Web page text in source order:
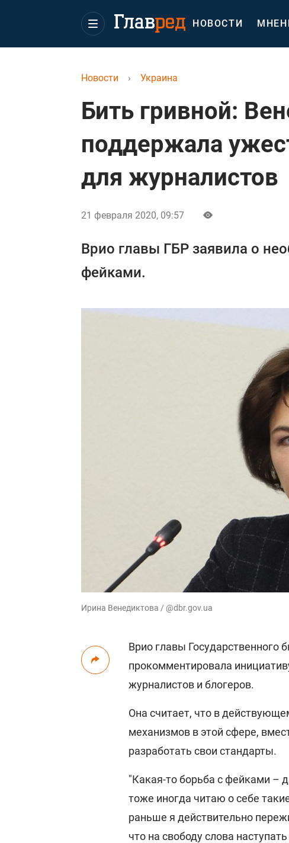
НОВОСТИ
Новости › Украина
Бить гривной:
поддержала
для журналистов
21 февраля 2020, 09:57
Врио главы ГБР заявила о
фейками.
Ирина Венедиктова / @dbr.gov.ua
Врио главы Государственного
прокомментировала
журналистов и блогеров.
Она считает, что в
механизмов в этой сфере,
разработать свои стандарты.
"Какая-то борьба с фейками –
тоже иногда читаю о себе
раньше я действительно
что на свободу слова